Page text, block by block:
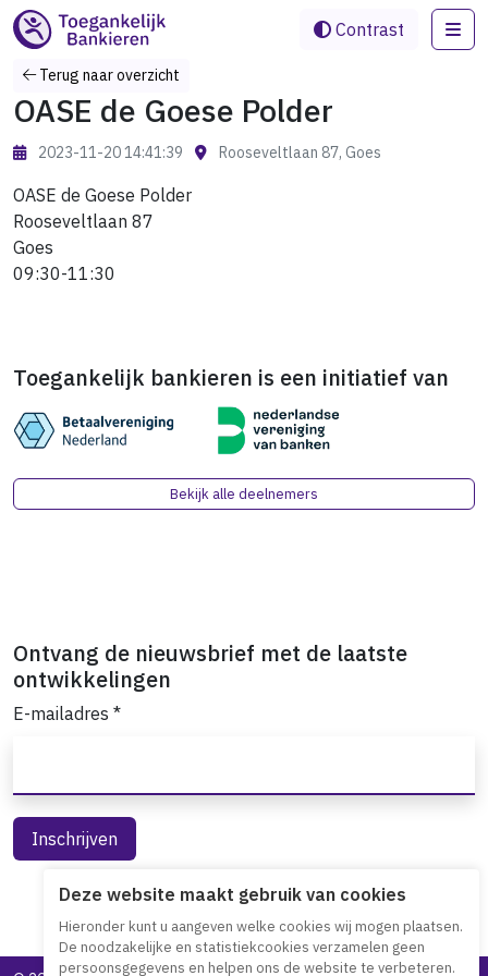
Contrast
Terug naar overzicht
OASE de Goese Polder
2023-11-20 14:41:39 Rooseveltlaan 87, Goes
OASE de Goese Polder
Rooseveltlaan 87
Goes
09:30-11:30
Toegankelijk bankieren is een initiatief van
Bekijk alle deelnemers
Ontvang de nieuwsbrief met de laatste
ontwikkelingen
E-mailadres *
Deze website maakt gebruik van cookies
Hieronder kunt u aangeven welke cookies wij mogen plaatsen.
De noodzakelijke en statistiekcookies verzamelen geen
persoonsgegevens en helpen ons de website te verbeteren.